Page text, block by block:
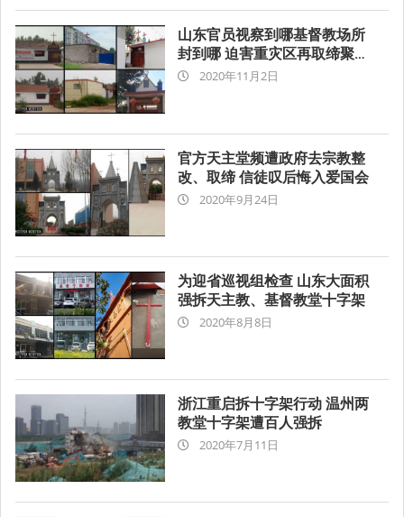
12-
06
山东官员视察到哪基督教场所
封到哪 迫害重灾区再取缔聚会
点
2020-2020年11月2日
官方天主堂频遭政府去宗教整
改、取缔 信徒叹后悔入爱国会
2020-2020年9月24日
为迎省巡视组检查 山东大面积
强拆天主教、基督教堂十字架
2020-2020年8月8日
浙江重启拆十字架行动 温州两
教堂十字架遭百人强拆
2020-2020年7月11日